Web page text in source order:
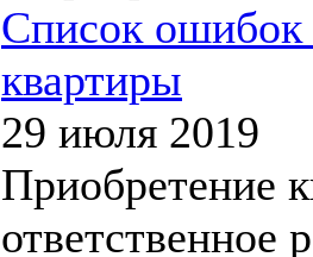
Список ошибок
квартиры
29 июля 2019
Приобретение
ответственное